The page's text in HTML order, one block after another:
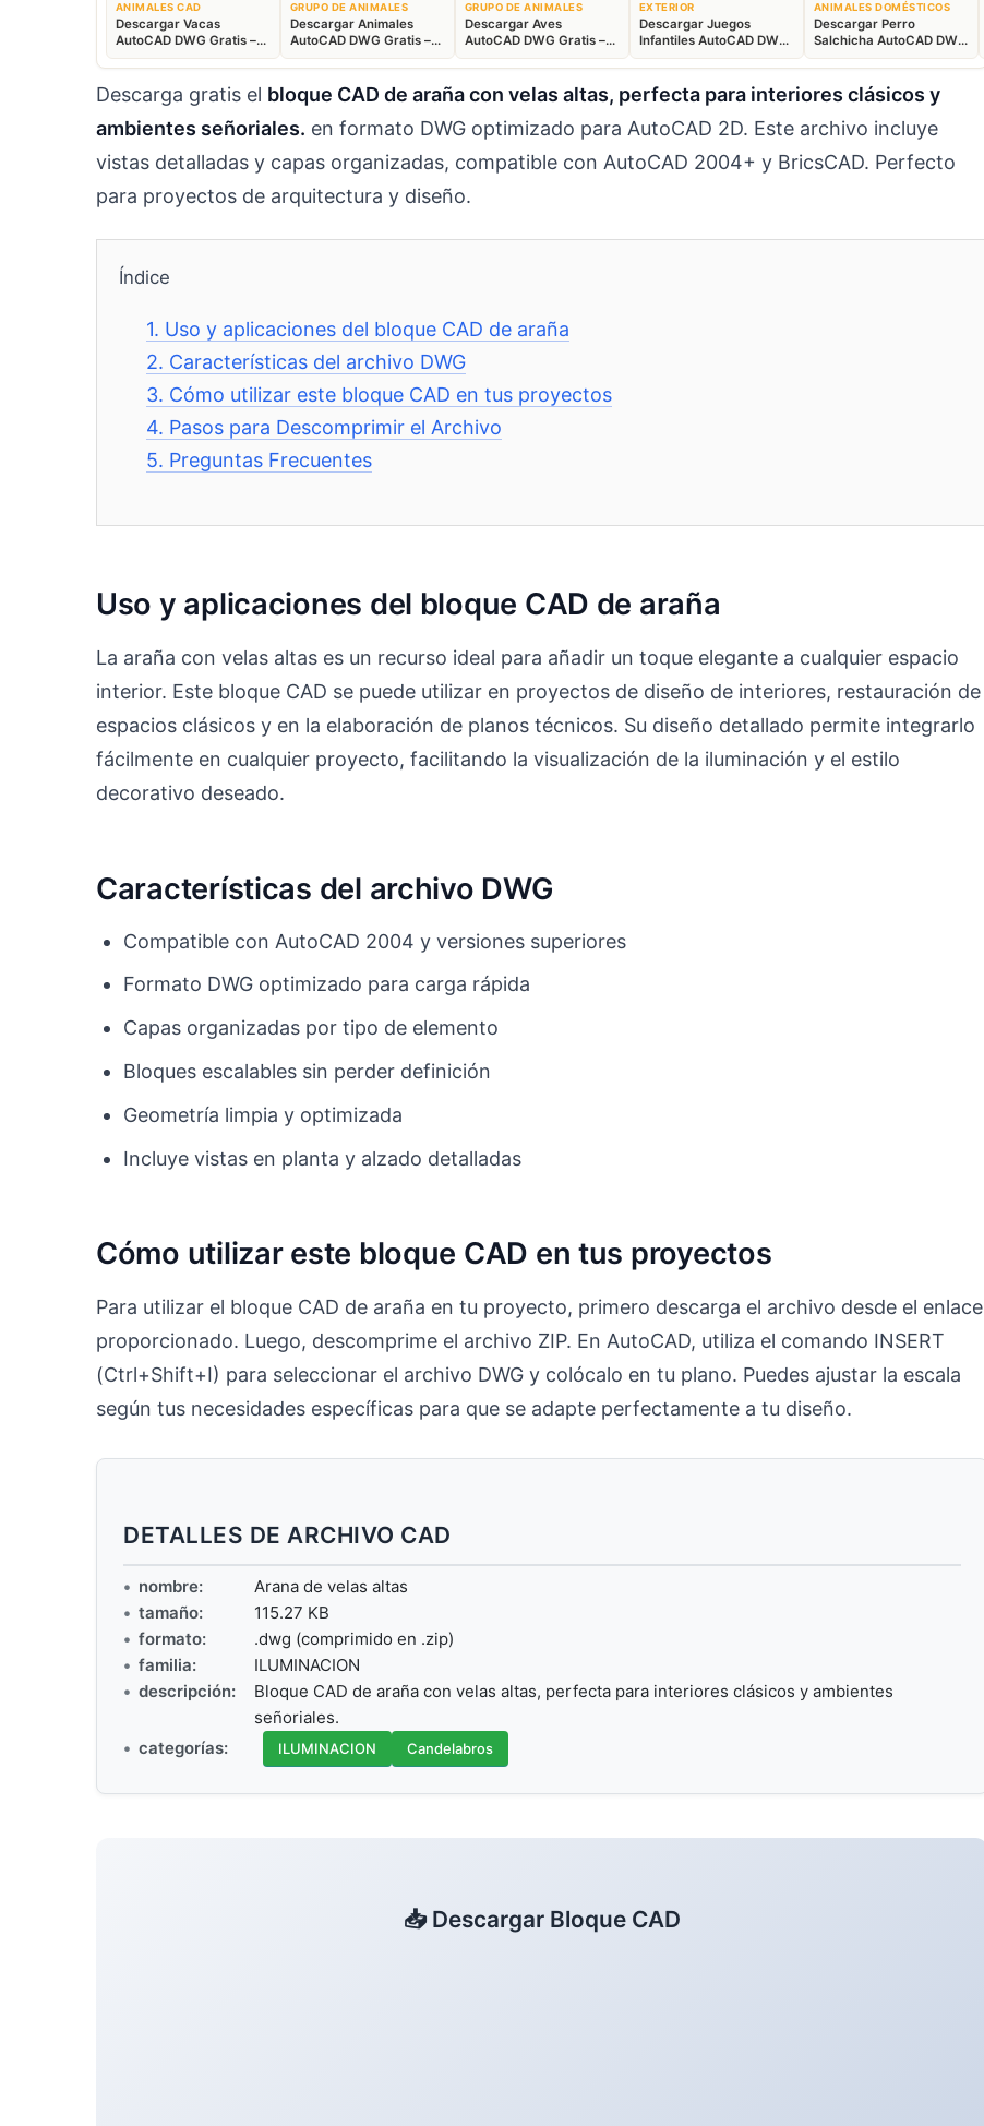
ANIMALES CAD
Descargar Vacas
AutoCAD DWG Gratis –
Bloques Ganaderos 2D
GRUPO DE ANIMALES
Descargar Animales
AutoCAD DWG Gratis –
Fauna 2D CAD
GRUPO DE ANIMALES
Descargar Aves
AutoCAD DWG Gratis –
Bloques Animales 2D
EXTERIOR
Descargar Juegos
Infantiles AutoCAD DWG
Gratis – Parque 2D
ANIMALES DOMÉSTICOS
Descargar Perro
Salchicha AutoCAD DWG
Gratis – Bloque 2D
Descarga gratis el bloque CAD de araña con velas altas, perfecta para interiores clásicos y
ambientes señoriales. en formato DWG optimizado para AutoCAD 2D. Este archivo incluye
vistas detalladas y capas organizadas, compatible con AutoCAD 2004+ y BricsCAD. Perfecto
para proyectos de arquitectura y diseño.
Índice
1. Uso y aplicaciones del bloque CAD de araña
2. Características del archivo DWG
3. Cómo utilizar este bloque CAD en tus proyectos
4. Pasos para Descomprimir el Archivo
5. Preguntas Frecuentes
Uso y aplicaciones del bloque CAD de araña
La araña con velas altas es un recurso ideal para añadir un toque elegante a cualquier espacio
interior. Este bloque CAD se puede utilizar en proyectos de diseño de interiores, restauración de
espacios clásicos y en la elaboración de planos técnicos. Su diseño detallado permite integrarlo
fácilmente en cualquier proyecto, facilitando la visualización de la iluminación y el estilo
decorativo deseado.
Características del archivo DWG
Compatible con AutoCAD 2004 y versiones superiores
Formato DWG optimizado para carga rápida
Capas organizadas por tipo de elemento
Bloques escalables sin perder definición
Geometría limpia y optimizada
Incluye vistas en planta y alzado detalladas
Cómo utilizar este bloque CAD en tus proyectos
Para utilizar el bloque CAD de araña en tu proyecto, primero descarga el archivo desde el enlace
proporcionado. Luego, descomprime el archivo ZIP. En AutoCAD, utiliza el comando INSERT
(Ctrl+Shift+I) para seleccionar el archivo DWG y colócalo en tu plano. Puedes ajustar la escala
según tus necesidades específicas para que se adapte perfectamente a tu diseño.
DETALLES DE ARCHIVO CAD
nombre:
Arana de velas altas
tamaño:
115.27 KB
formato:
.dwg (comprimido en .zip)
familia:
ILUMINACION
descripción:
Bloque CAD de araña con velas altas, perfecta para interiores clásicos y ambientes
señoriales.
categorías:
ILUMINACION Candelabros
📥 Descargar Bloque CAD